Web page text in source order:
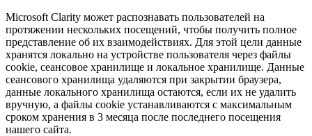
Microsoft Clarity может распознавать пользователей на
протяжении нескольких посещений, чтобы получить полное
представление об их взаимодействиях. Для этой цели данные
хранятся локально на устройстве пользователя через файлы
cookie, сеансовое хранилище и локальное хранилище. Данные
сеансового хранилища удаляются при закрытии браузера,
данные локального хранилища остаются, если их не удалить
вручную, а файлы cookie устанавливаются с максимальным
сроком хранения в 3 месяца после последнего посещения
нашего сайта.